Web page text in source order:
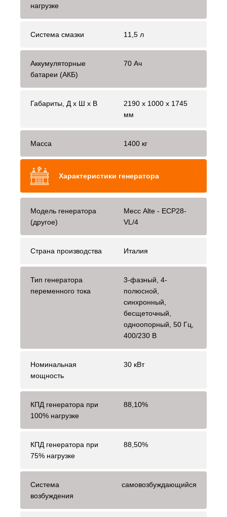
нагрузке
Система смазки 11,5 л
Аккумуляторные
батареи (АКБ)
70 Ач
Габариты, Д x Ш x В
2190 х 1000 х 1745
мм
Масса 1400 кг
Характеристики генератора
Модель генератора
(другое)
Mecc Alte - ECP28-
VL/4
Страна производства Италия
Тип генератора
переменного тока
3-фазный, 4-
полюсной,
синхронный,
бесщеточный,
одноопорный, 50 Гц,
400/230 В
Номинальная
мощность
30 кВт
КПД генератора при
100% нагрузке
88,10%
КПД генератора при
75% нагрузке
88,50%
Система
возбуждения
самовозбуждающийся